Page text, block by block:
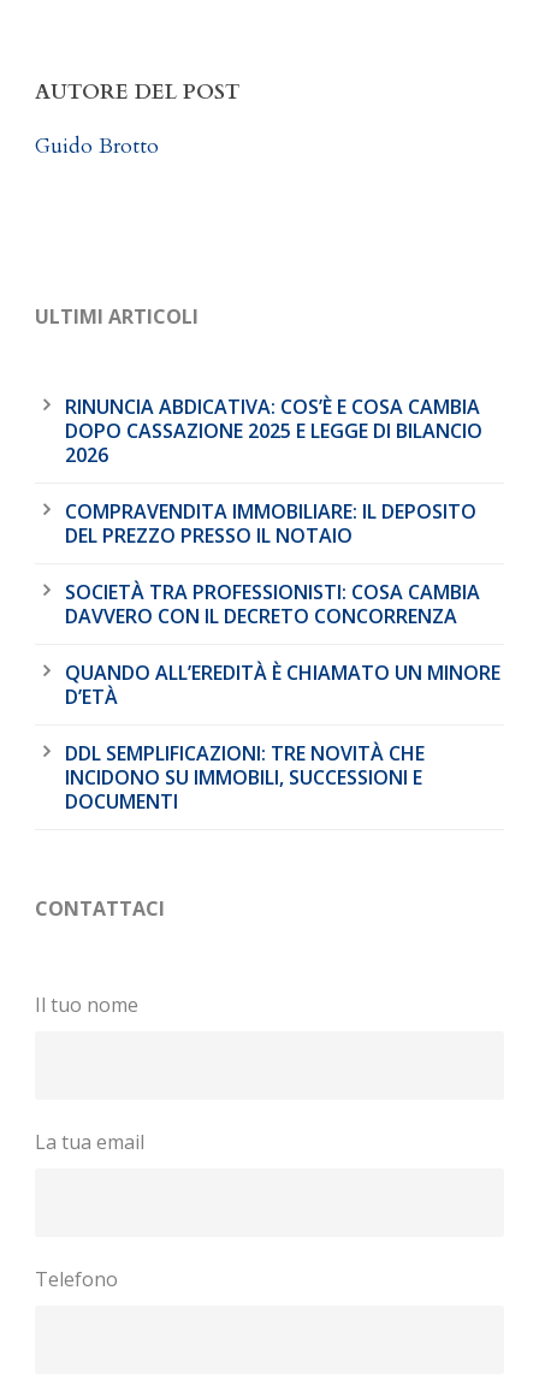
AUTORE DEL POST
Guido Brotto
ULTIMI ARTICOLI
RINUNCIA ABDICATIVA: COS’È E COSA CAMBIA
DOPO CASSAZIONE 2025 E LEGGE DI BILANCIO
2026
COMPRAVENDITA IMMOBILIARE: IL DEPOSITO
DEL PREZZO PRESSO IL NOTAIO
SOCIETÀ TRA PROFESSIONISTI: COSA CAMBIA
DAVVERO CON IL DECRETO CONCORRENZA
QUANDO ALL’EREDITÀ È CHIAMATO UN MINORE
D’ETÀ
DDL SEMPLIFICAZIONI: TRE NOVITÀ CHE
INCIDONO SU IMMOBILI, SUCCESSIONI E
DOCUMENTI
CONTATTACI
Il tuo nome
La tua email
Telefono